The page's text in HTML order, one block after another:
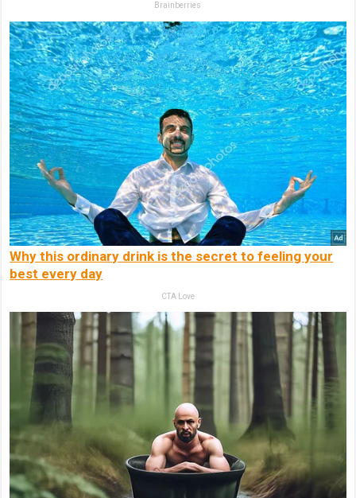
Brainberries
Why this ordinary drink is the secret to feeling your
best every day
CTA Love